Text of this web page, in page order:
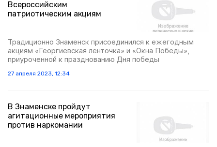
Всероссийским
патриотическим акциям
Традиционно Знаменск присоединился к ежегодным
акциям «Георгиевская ленточка» и «Окна Победы»,
приуроченной к празднованию Дня победы
27 апреля 2023, 12:34
В Знаменске пройдут
агитационные мероприятия
против наркомании